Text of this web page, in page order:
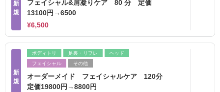
新
規
フェイシャル&肩凝りケア 80 分 定価
13100円→6500
¥6,500
新
規
ボディトリ 足裏・リフレ
ヘッド
フェイシャル
その他
オーダーメイド フェイシャルケア 120分
定価19800円→8800円